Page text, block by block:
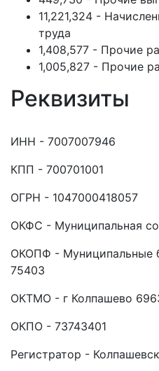
11,221,324 -
труда
1,408,577 - Прочие
1,005,827 - Прочие
Реквизиты
ИНН - 7007007946
КПП - 700701001
ОГРН - 1047000418057
ОКФС - Муниципальная
ОКОПФ - Муниципальные
75403
ОКТМО - г Колпашево
ОКПО - 73743401
Регистратор -